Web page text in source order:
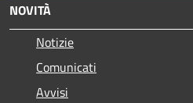
NOVITÀ
Notizie
Comunicati
Avvisi